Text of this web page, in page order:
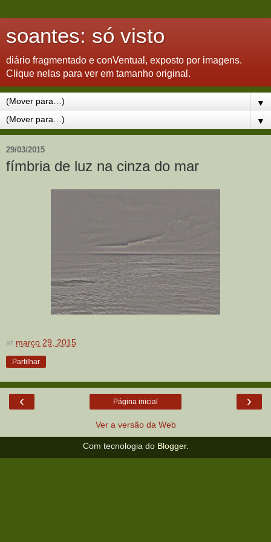
soantes: só visto
diário fragmentado e conVentual, exposto por imagens.
Clique nelas para ver em tamanho original.
▼
▼
29/03/2015
fímbria de luz na cinza do mar
at março 29, 2015
Partilhar
‹ ›
Página inicial
Ver a versão da Web
Com tecnologia do Blogger.